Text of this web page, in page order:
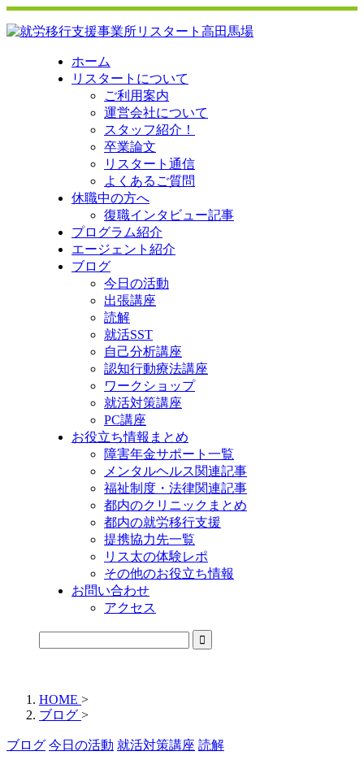
ホーム
リスタートについて
ご利用案内
運営会社について
スタッフ紹介！
卒業論文
リスタート通信
よくあるご質問
休職中の方へ
復職インタビュー記事
プログラム紹介
エージェント紹介
ブログ
今日の活動
出張講座
読解
就活SST
自己分析講座
認知行動療法講座
ワークショップ
就活対策講座
PC講座
お役立ち情報まとめ
障害年金サポート一覧
メンタルヘルス関連記事
福祉制度・法律関連記事
都内のクリニックまとめ
都内の就労移行支援
提携協力先一覧
リス太の体験レポ
その他のお役立ち情報
お問い合わせ
アクセス
HOME >
ブログ >
ブログ 今日の活動 就活対策講座 読解